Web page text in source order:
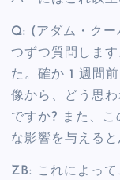
Q: (アダム・ク
つずつ質問しま
た。確か 1 週間
像から、どう思
ですか? また、こ
な影響を与える
ZB: これによっ